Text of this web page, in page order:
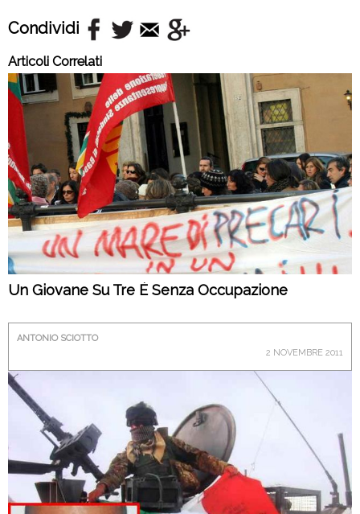
Condividi
Articoli Correlati
Un Giovane Su Tre È Senza Occupazione
ANTONIO SCIOTTO
2 NOVEMBRE 2011